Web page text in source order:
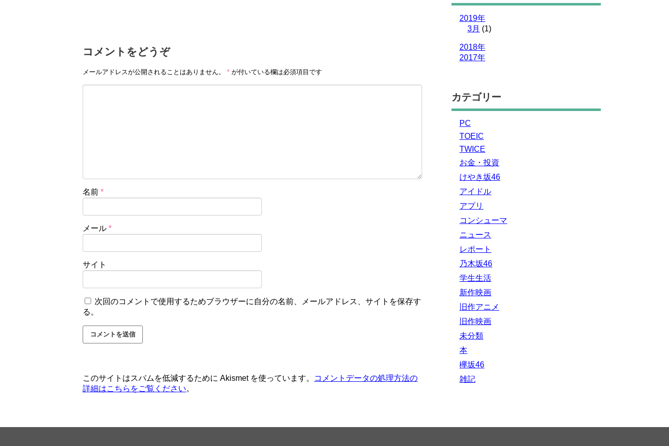
コメントをどうぞ
メールアドレスが公開されることはありません。 * が付いている欄は必須項目です
名前 *
メール *
サイト
次回のコメントで使用するためブラウザーに自分の名前、メールアドレス、サイトを保存す
る。
このサイトはスパムを低減するために Akismet を使っています。
コメントデータの処理方法の
詳細はこちらをご覧ください。
2019年
3月 (1)
2018年
2017年
カテゴリー
PC
TOEIC
TWICE
お金・投資
けやき坂46
アイドル
アプリ
コンシューマ
ニュース
レポート
乃木坂46
学生生活
新作映画
旧作アニメ
旧作映画
未分類
本
欅坂46
雑記